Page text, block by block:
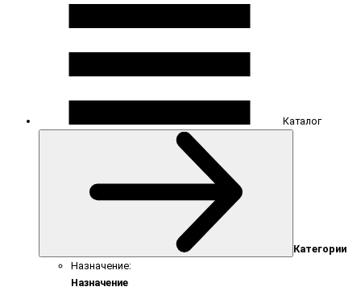
Каталог
Категории
Назначение:
Назначение